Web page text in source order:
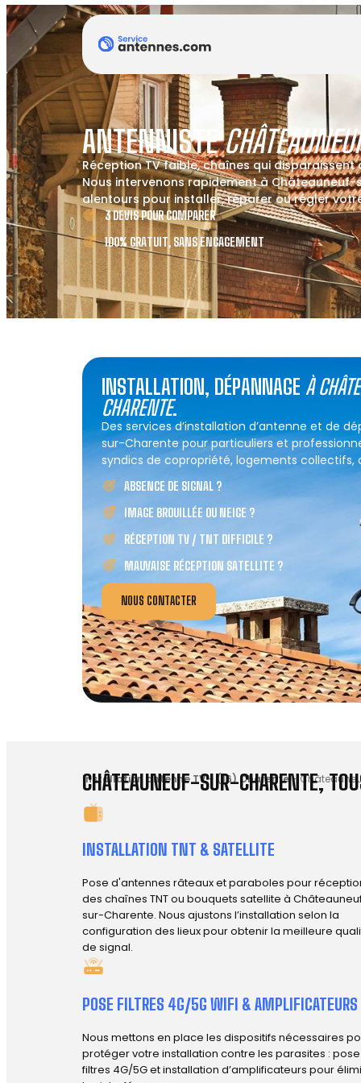
ANTENNISTE
Réception TV faible, chaînes qui disparaissent
Nous intervenons rapidement à
alentours pour installer, réparer ou régler
3 DEVIS POUR COMPARER
100% GRATUIT, SANS ENGAGEMENT
INSTALLATION, DÉPANNAGE À
CHARENTE.
Des services d’installation d’antenne et de
sur-Charente pour particuliers et
syndics de copropriété, logements collectifs,
ABSENCE DE SIGNAL ?
IMAGE BROUILLÉE OU NEIGE ?
RÉCEPTION TV / TNT DIFFICILE ?
MAUVAISE RÉCEPTION SATELLITE ?
NOUS CONTACTER
Installation antenne TV- (16) Charente-
CHÂTEAUNEUF-SUR-CHARENTE,
INSTALLATION TNT & SATELLITE
Pose d'antennes râteaux et paraboles pour
des chaînes TNT ou bouquets satellite à
sur-Charente. Nous ajustons l’installation selon la
configuration des lieux pour obtenir la meilleure
de signal.
POSE FILTRES 4G/5G WIFI & AMPLIFICATEURS
Nous mettons en place les dispositifs nécessaires
protéger votre installation contre les parasites :
filtres 4G/5G et installation d’amplificateurs pour